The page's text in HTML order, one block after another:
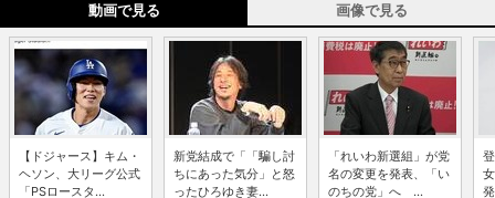
動画で見る 画像で見る
【ドジャース】キム・
ヘソン、大リーグ公式
「PSロースタ...
新党結成で「「騙し討
ちにあった気分」と怒
ったひろゆき妻...
「れいわ新選組」が党
名の変更を発表、「い
のちの党」へ ...